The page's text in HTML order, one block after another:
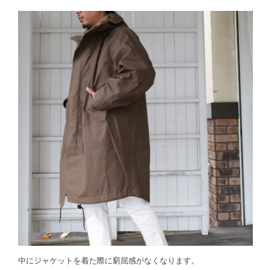
中にジャケットを着た際に窮屈感がなくなります。